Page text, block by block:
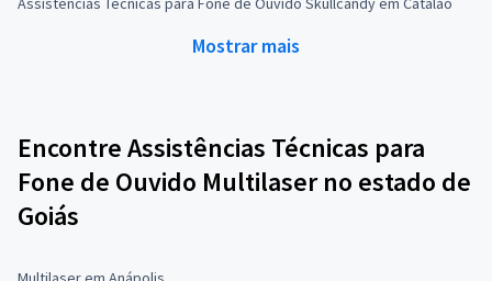
Mostrar mais
Encontre Assistências Técnicas para
Fone de Ouvido Multilaser no estado de
Goiás